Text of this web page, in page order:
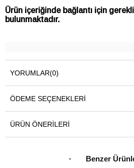
Ürün içeriğinde bağlantı için
bulunmaktadır.
YORUMLAR(0)
ÖDEME SEÇENEKLERI
ÜRÜN ÖNERILERI
Benzer